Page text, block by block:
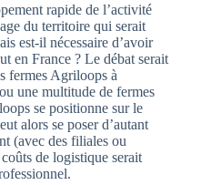
rapide de l’activité
du territoire qui serait
est-il nécessaire d’avoir
en France ? Le débat serait
fermes Agriloops à
une multitude de fermes
se positionne sur le
alors se poser d’autant
(avec des filiales ou
de logistique serait